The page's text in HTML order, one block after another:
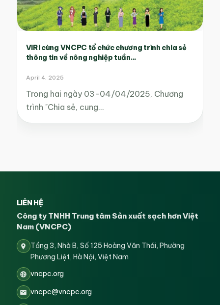
VIRI cùng VNCPC tổ chức chương trình chia sẻ
thông tin về nông nghiệp tuần...
April 4, 2025
Trong hai ngày 03-04/04/2025, Chương
trình "Chia sẻ, cung…
LIÊN HỆ
Công ty TNHH Trung tâm Sản xuất sạch hơn Việt
Nam (VNCPC)
Tầng 3, Nhà B, Số 125 Hoàng Văn Thái, Phường
Phương Liệt, Hà Nội, Việt Nam
vncpc.org
vncpc@vncpc.org